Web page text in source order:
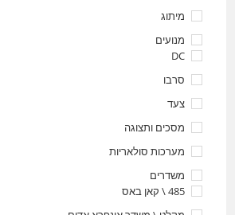
מיתוג
מנועים
DC
סרבו
צעד
מסכים ותצוגה
מערכות סולאריות
משדרים
485 \ קאן באס